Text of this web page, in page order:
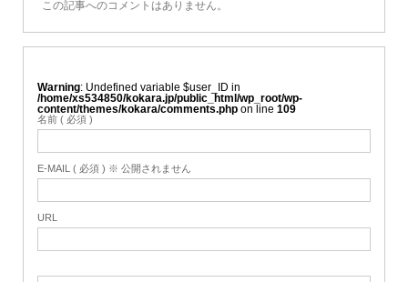
この記事へのコメントはありません。
Warning : Undefined variable $user_ID in
/home/xs534850/kokara.jp/public_html/wp_root/wp-
content/themes/kokara/comments.phpon line 109
名前 ( 必須 )
E-MAIL ( 必須 ) ※ 公開されません
URL